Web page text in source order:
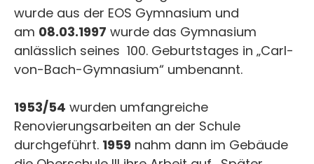
wurde aus der EOS Gymnasium und
am 08.03.1997 wurde das Gymnasium
anlässlich seines 100. Geburtstages in „Carl-
von-Bach-Gymnasium“ umbenannt.
1953/54 wurden umfangreiche
Renovierungsarbeiten an der Schule
durchgeführt. 1959 nahm dann im Gebäude